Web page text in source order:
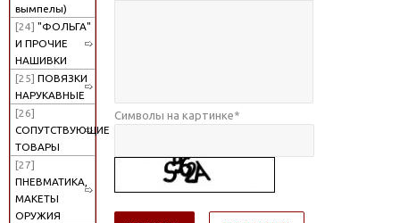
вымпелы)
[24] "ФОЛЬГА"
И ПРОЧИЕ
НАШИВКИ
[25] ПОВЯЗКИ
НАРУКАВНЫЕ
[26]
СОПУТСТВУЮЩИЕ
ТОВАРЫ
[27]
ПНЕВМАТИКА,
МАКЕТЫ
ОРУЖИЯ
Символы на картинке*